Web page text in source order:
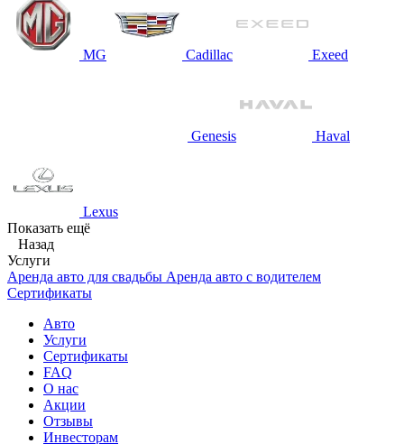
MG Cadillac Exeed
Genesis Haval
Lexus
Показать ещё
Назад
Услуги
Аренда авто для свадьбы Аренда авто с водителем
Сертификаты
Авто
Услуги
Сертификаты
FAQ
О нас
Акции
Отзывы
Инвесторам